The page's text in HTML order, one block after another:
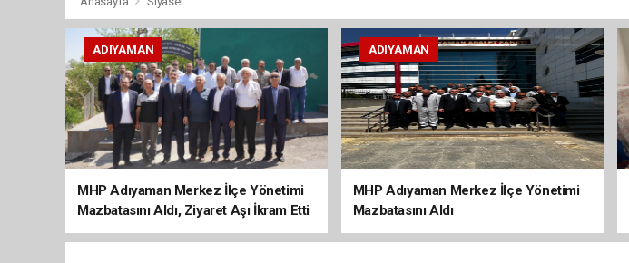
ADIYAMAN
MHP Adıyaman Merkez İlçe Yönetimi
Mazbatasını Aldı, Ziyaret Aşı İkram Etti
ADIYAMAN
MHP Adıyaman Merkez İlçe Yönetimi
Mazbatasını Aldı